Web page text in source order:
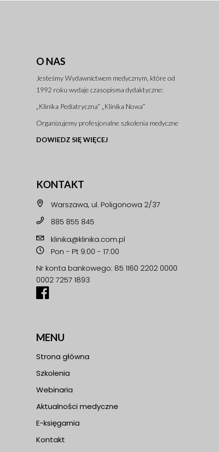
O NAS
Jesteśmy Wydawnictwem medycznym, które od
1992 roku wydaje czasopisma dydaktyczne:
„Klinika Pediatryczna” „Klinika Nowa”
Organizujemy profesjonalne szkolenia medyczne
DOWIEDZ SIĘ WIĘCEJ
KONTAKT
Warszawa, ul. Poligonowa 2/37
885 855 845
klinika@klinika.com.pl
Pon - Pt 9:00 - 17:00
Nr konta bankowego: 85 1160 2202 0000
0002 7257 1893
MENU
Strona główna
Szkolenia
Webinaria
Aktualności medyczne
E-księgarnia
Kontakt